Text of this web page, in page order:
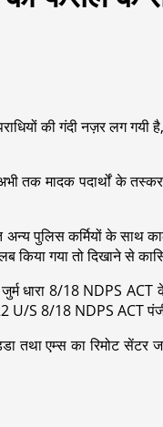
की गंदी नज़र लग
मादक पदार्थों के
पुलिस कर्मियों के साथ
गया तो दिखाने से
8/18 NDPS ACT
U/S 8/18 NDPS ACT
एम्स का रिमोट सेंटर